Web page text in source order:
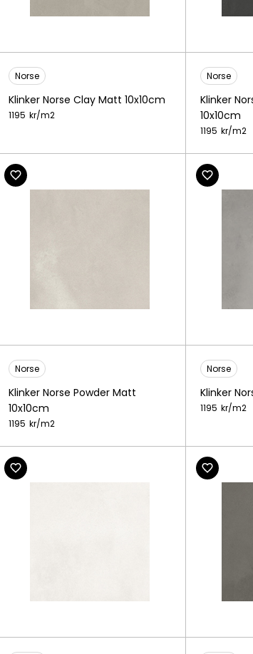
Norse
Klinker Norse Clay Matt 10x10cm
1195 kr/m2
Norse
Klinker
10x10cm
1195 kr/m2
Norse
Klinker Norse Powder Matt
10x10cm
1195 kr/m2
Norse
Klinker
1195 kr/m2